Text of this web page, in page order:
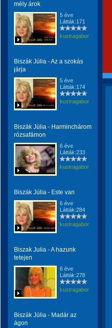
mély árok
5 éve
Látták:171
kustragabor
Biszák Júlia - Az a szokás
járja
5 éve
Látták:174
kustragabor
Biszák Júlia - Harminchárom
rózsafámon
6 éve
Látták:233
kustragabor
Biszák Júlia - Este van
6 éve
Látták:284
kustragabor
Biszak Julia - A hazunk
tetejen
6 éve
Látták:278
kustragabor
Biszák Júlia - Madár az
ágon